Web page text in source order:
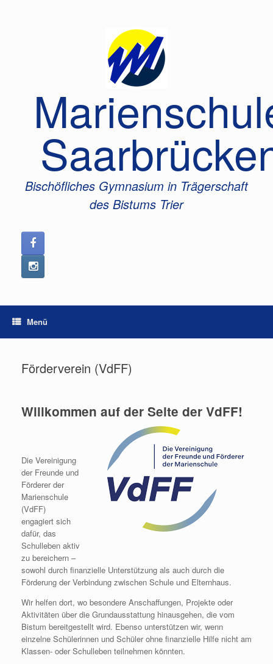
Bischöfliches Gymnasium in Trägerschaft
des Bistums Trier
Menü
Förderverein (VdFF)
Willkommen auf der Seite der VdFF!
Die Vereinigung
der Freunde und
Förderer der
Marienschule
(VdFF)
engagiert sich
dafür, das
Schulleben aktiv
zu bereichern –
sowohl durch finanzielle Unterstützung als auch durch die
Förderung der Verbindung zwischen Schule und Elternhaus.
Wir helfen dort, wo besondere Anschaffungen, Projekte oder
Aktivitäten über die Grundausstattung hinausgehen, die vom
Bistum bereitgestellt wird. Ebenso unterstützen wir, wenn
einzelne Schülerinnen und Schüler ohne finanzielle Hilfe nicht am
Klassen- oder Schulleben teilnehmen könnten.